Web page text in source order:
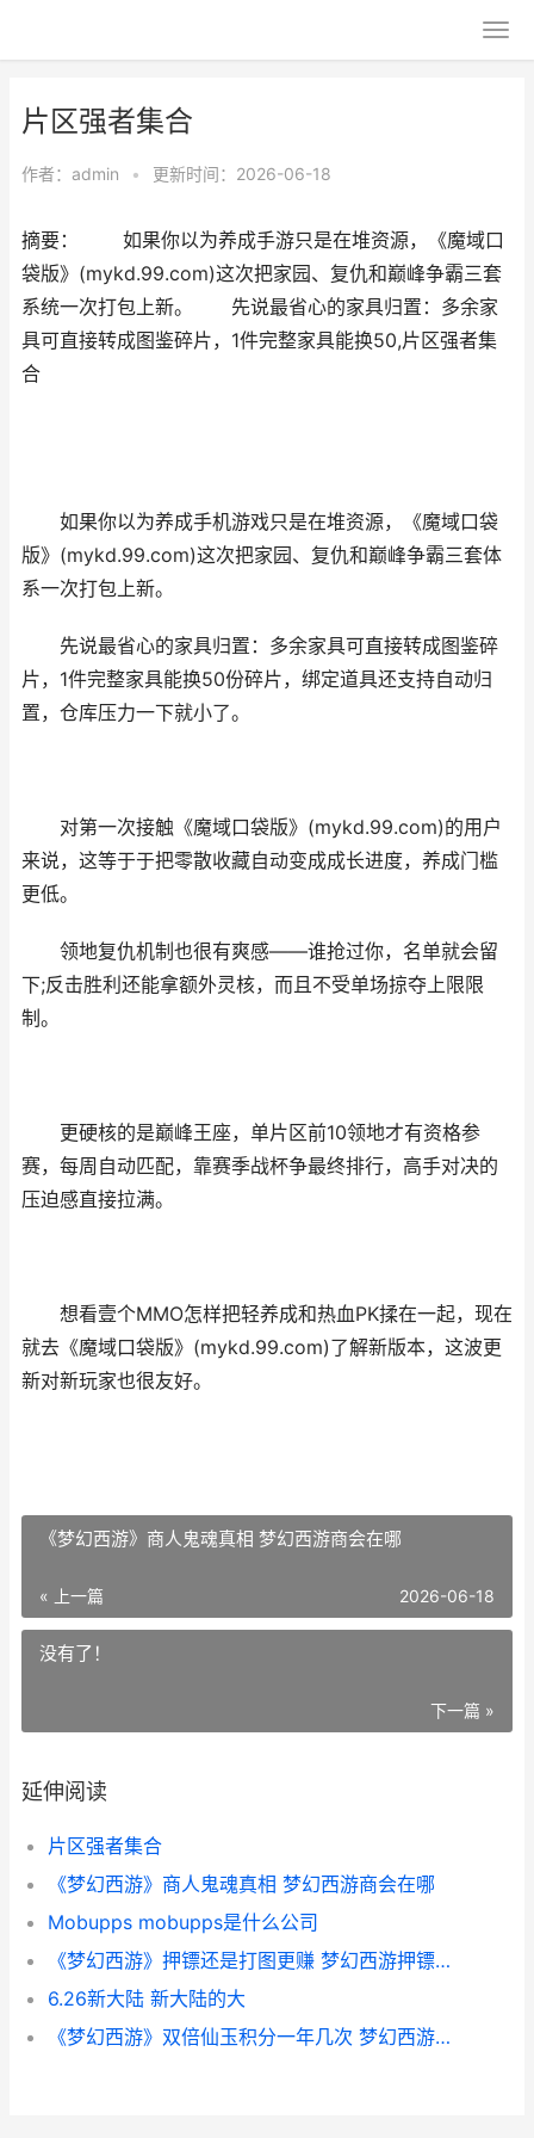
片区强者集合
作者： admin • 更新时间：2026-06-18
摘要： 如果你以为养成手游只是在堆资源，《魔域口
袋版》(mykd.99.com)这次把家园、复仇和巅峰争霸三套
系统一次打包上新。 先说最省心的家具归置：多余家
具可直接转成图鉴碎片，1件完整家具能换50,片区强者集
合
如果你以为养成手机游戏只是在堆资源，《魔域口袋
版》(mykd.99.com)这次把家园、复仇和巅峰争霸三套体
系一次打包上新。
先说最省心的家具归置：多余家具可直接转成图鉴碎
片，1件完整家具能换50份碎片，绑定道具还支持自动归
置，仓库压力一下就小了。
对第一次接触《魔域口袋版》(mykd.99.com)的用户
来说，这等于于把零散收藏自动变成成长进度，养成门槛
更低。
领地复仇机制也很有爽感——谁抢过你，名单就会留
下;反击胜利还能拿额外灵核，而且不受单场掠夺上限限
制。
更硬核的是巅峰王座，单片区前10领地才有资格参
赛，每周自动匹配，靠赛季战杯争最终排行，高手对决的
压迫感直接拉满。
想看壹个MMO怎样把轻养成和热血PK揉在一起，现在
就去《魔域口袋版》(mykd.99.com)了解新版本，这波更
新对新玩家也很友好。
《梦幻西游》商人鬼魂真相 梦幻西游商会在哪
« 上一篇 2026-06-18
没有了！
下一篇 »
延伸阅读
片区强者集合
《梦幻西游》商人鬼魂真相 梦幻西游商会在哪
Mobupps mobupps是什么公司
《梦幻西游》押镖还是打图更赚 梦幻西游押镖路线
6.26新大陆 新大陆的大
《梦幻西游》双倍仙玉积分一年几次 梦幻西游双龙之战攻略